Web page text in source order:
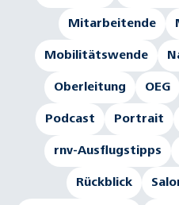
Mitarbeitende
Mobilitätswende
Oberleitung OEG
Podcast Portrait
rnv-Ausflugstipps
Rückblick